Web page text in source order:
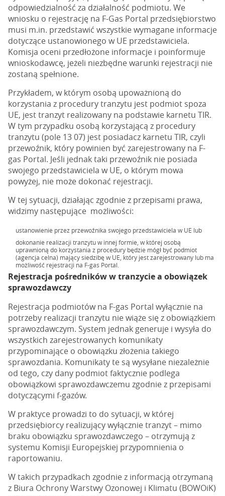
odpowiedzialność za działalność podmiotu. We
wniosku o rejestrację na F-Gas Portal przedsiębiorstwo
musi m.in. przedstawić wszystkie wymagane informacje
dotyczące ustanowionego w UE przedstawiciela.
Komisja oceni przedłożone informacje i poinformuje
wnioskodawcę, jeżeli niezbędne warunki rejestracji nie
zostaną spełnione.
Przykładem, w którym osobą upoważnioną do
korzystania z procedury tranzytu jest podmiot spoza
UE, jest tranzyt realizowany na podstawie karnetu TIR.
W tym przypadku osobą korzystającą z procedury
tranzytu (pole 13 07) jest posiadacz karnetu TIR, czyli
przewoźnik, który powinien być zarejestrowany na F-
gas Portal. Jeśli jednak taki przewoźnik nie posiada
swojego przedstawiciela w UE, o którym mowa
powyżej, nie może dokonać rejestracji.
W tej sytuacji, działając zgodnie z przepisami prawa,
widzimy następujące możliwości:
ustanowienie przez przewoźnika swojego przedstawiciela w UE lub
dokonanie realizacji tranzytu w innej formie, w której osobą
uprawnioną do korzystania z procedury będzie mógł być podmiot
(agencja celna) mający siedzibę w UE, który jest zarejestrowany lub ma
możliwość rejestracji na F-gas Portal.
Rejestracja pośredników w tranzycie a obowiązek
sprawozdawczy
Rejestracja podmiotów na F-gas Portal wyłącznie na
potrzeby realizacji tranzytu nie wiąże się z obowiązkiem
sprawozdawczym. System jednak generuje i wysyła do
wszystkich zarejestrowanych komunikaty
przypominające o obowiązku złożenia takiego
sprawozdania. Komunikaty te są wysyłane niezależnie
od tego, czy dany podmiot faktycznie podlega
obowiązkowi sprawozdawczemu zgodnie z przepisami
dotyczącymi f‑gazów.
W praktyce prowadzi to do sytuacji, w której
przedsiębiorcy realizujący wyłącznie tranzyt – mimo
braku obowiązku sprawozdawczego – otrzymują z
systemu Komisji Europejskiej przypomnienia o
raportowaniu.
W takich przypadkach zgodnie z informacją otrzymaną
z Biura Ochrony Warstwy Ozonowej i Klimatu (BOWOiK)